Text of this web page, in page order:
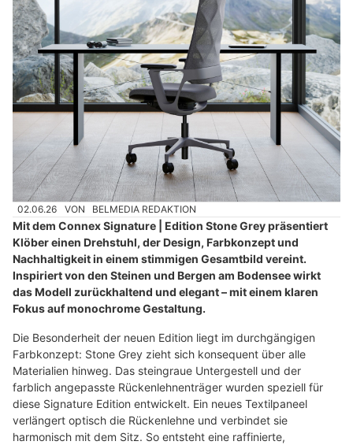
02.06.26 VON BELMEDIA REDAKTION
Mit dem Connex Signature | Edition Stone Grey präsentiert
Klöber einen Drehstuhl, der Design, Farbkonzept und
Nachhaltigkeit in einem stimmigen Gesamtbild vereint.
Inspiriert von den Steinen und Bergen am Bodensee wirkt
das Modell zurückhaltend und elegant – mit einem klaren
Fokus auf monochrome Gestaltung.
Die Besonderheit der neuen Edition liegt im durchgängigen
Farbkonzept: Stone Grey zieht sich konsequent über alle
Materialien hinweg. Das steingraue Untergestell und der
farblich angepasste Rückenlehnenträger wurden speziell für
diese Signature Edition entwickelt. Ein neues Textilpaneel
verlängert optisch die Rückenlehne und verbindet sie
harmonisch mit dem Sitz. So entsteht eine raffinierte,